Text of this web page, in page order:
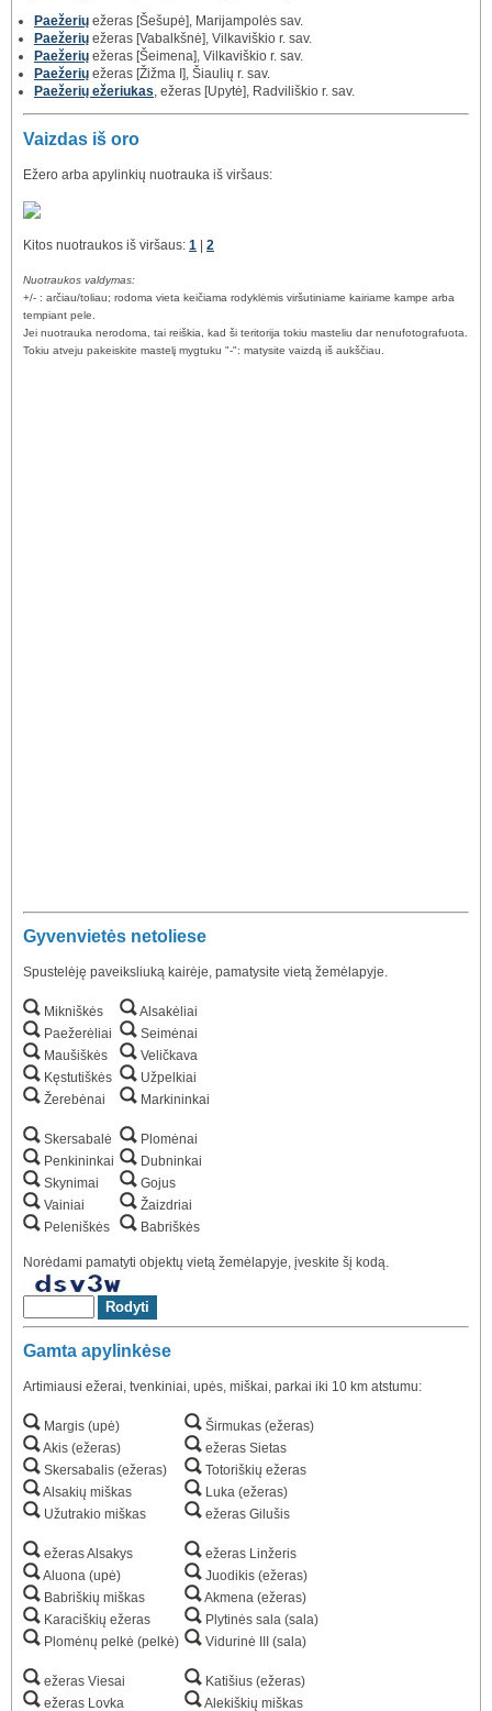
Paežerių ežeras [Šešupė], Marijampolės sav.
Paežerių ežeras [Vabalkšnė], Vilkaviškio r. sav.
Paežerių ežeras [Šeimena], Vilkaviškio r. sav.
Paežerių ežeras [Žižma I], Šiaulių r. sav.
Paežerių ežeriukas, ežeras [Upytė], Radviliškio r. sav.
Vaizdas iš oro
Ežero arba apylinkių nuotrauka iš viršaus:
Kitos nuotraukos iš viršaus: 1 | 2
Nuotraukos valdymas:
+/- : arčiau/toliau; rodoma vieta keičiama rodyklėmis viršutiniame kairiame kampe arba
tempiant pele.
Jei nuotrauka nerodoma, tai reiškia, kad ši teritorija tokiu masteliu dar nenufotografuota.
Tokiu atveju pakeiskite mastelį mygtuku "-": matysite vaizdą iš aukščiau.
Gyvenvietės netoliese
Spustelėję paveiksliuką kairėje, pamatysite vietą žemėlapyje.
Mikniškės
Paežerėliai
Maušiškės
Kęstutiškės
Žerebėnai
Skersabalė
Penkininkai
Skynimai
Vainiai
Peleniškės
Alsakėliai
Seimėnai
Veličkava
Užpelkiai
Markininkai
Plomėnai
Dubninkai
Gojus
Žaizdriai
Babriškės
Norėdami pamatyti objektų vietą žemėlapyje, įveskite šį kodą.
Gamta apylinkėse
Artimiausi ežerai, tvenkiniai, upės, miškai, parkai iki 10 km atstumu:
Margis (upė)
Akis (ežeras)
Skersabalis (ežeras)
Alsakių miškas
Užutrakio miškas
ežeras Alsakys
Aluona (upė)
Babriškių miškas
Karaciškių ežeras
Plomėnų pelkė (pelkė)
ežeras Viesai
ežeras Lovka
Širmukas (ežeras)
ežeras Sietas
Totoriškių ežeras
Luka (ežeras)
ežeras Gilušis
ežeras Linžeris
Juodikis (ežeras)
Akmena (ežeras)
Plytinės sala (sala)
Vidurinė III (sala)
Katišius (ežeras)
Alekiškių miškas